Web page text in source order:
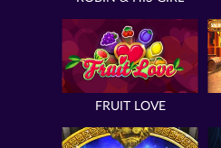
FRUIT LOVE